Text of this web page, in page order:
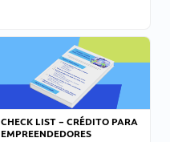
CHECK LIST – CRÉDITO PARA
EMPREENDEDORES